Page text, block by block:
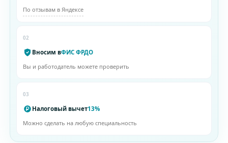
По отзывам в Яндексе
02
Вносим вФИС ФРДО
Вы и работодатель можете проверить
03
Налоговый вычет13%
Можно сделать на любую специальность